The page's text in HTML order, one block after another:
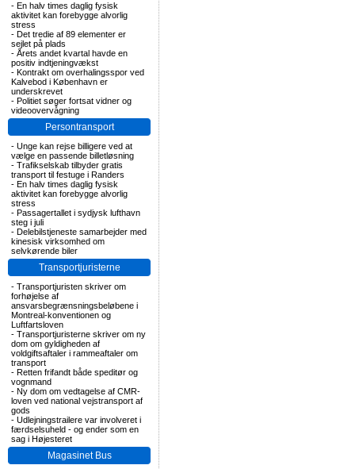
- En halv times daglig fysisk
aktivitet kan forebygge alvorlig
stress
- Det tredie af 89 elementer er
sejlet på plads
- Årets andet kvartal havde en
positiv indtjeningvækst
- Kontrakt om overhalingsspor ved
Kalvebod i København er
underskrevet
- Politiet søger fortsat vidner og
videoovervågning
Persontransport
- Unge kan rejse billigere ved at
vælge en passende billetløsning
- Trafikselskab tilbyder gratis
transport til festuge i Randers
- En halv times daglig fysisk
aktivitet kan forebygge alvorlig
stress
- Passagertallet i sydjysk lufthavn
steg i juli
- Delebilstjeneste samarbejder med
kinesisk virksomhed om
selvkørende biler
Transportjuristerne
- Transportjuristen skriver om
forhøjelse af
ansvarsbegrænsningsbeløbene i
Montreal-konventionen og
Luftfartsloven
- Transportjuristerne skriver om ny
dom om gyldigheden af
voldgiftsaftaler i rammeaftaler om
transport
- Retten frifandt både speditør og
vognmand
- Ny dom om vedtagelse af CMR-
loven ved national vejstransport af
gods
- Udlejningstrailere var involveret i
færdselsuheld - og ender som en
sag i Højesteret
Magasinet Bus